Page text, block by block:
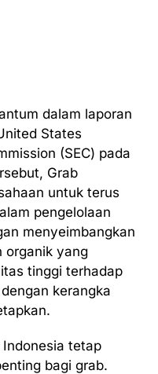
dalam laporan
States
(SEC) pada
Grab
untuk terus
pengelolaan
menyeimbangkan
organik yang
tinggi terhadap
kerangka
tetap
bagi grab.